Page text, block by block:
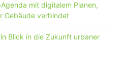
mit digitalem Planen,
Gebäude verbindet
Blick in die Zukunft urbaner